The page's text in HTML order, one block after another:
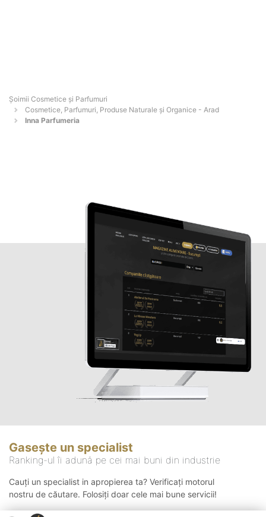
Șoimii Cosmetice și Parfumuri
Cosmetice, Parfumuri, Produse Naturale și Organice - Arad
Inna Parfumeria
Gasește un specialist
Ranking-ul îi adună pe cei mai buni din industrie
Cauți un specialist in apropierea ta? Verificați motorul
nostru de căutare. Folosiți doar cele mai bune servicii!